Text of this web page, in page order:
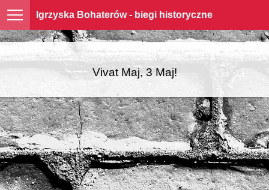
Igrzyska Bohaterów - biegi historyczne
Vivat Maj, 3 Maj!